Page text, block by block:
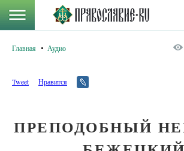
Главная Аудио
Tweet Нравится
ПРЕПОДОБНЫЙ